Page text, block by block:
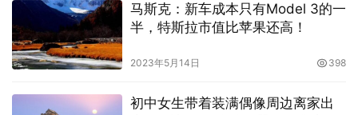
马斯克：新车成本只有Model 3的一
半，特斯拉市值比苹果还高！
2023年5月14日 398
初中女生带着装满偶像周边离家出